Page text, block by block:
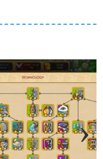
›